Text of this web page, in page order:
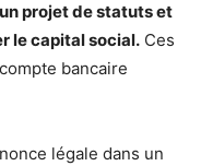
projet de statuts et
le capital social. Ces
bancaire
légale dans un